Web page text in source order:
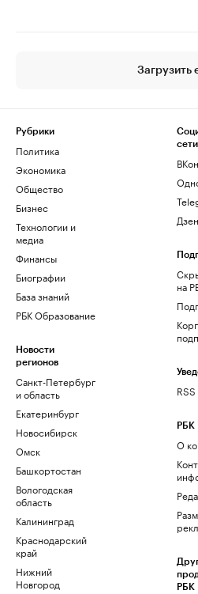
Загрузить
Рубрики
Политика
Экономика
Общество
Бизнес
Технологии и
медиа
Финансы
Биографии
База знаний
РБК Образование
Новости
регионов
Санкт-Петербург
и область
Екатеринбург
Новосибирск
Омск
Башкортостан
Вологодская
область
Калининград
Краснодарский
край
Нижний
Новгород
сети
Дзен
на
РБК
О
РБК